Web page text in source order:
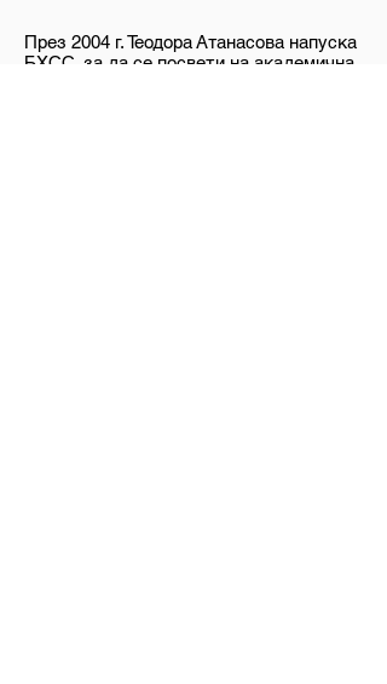
През 2004 г. Теодора Атанасова напуска
БХСС, за да се посвети на академична